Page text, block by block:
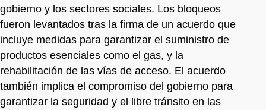
gobierno y los sectores sociales. Los bloqueos
fueron levantados tras la firma de un acuerdo que
incluye medidas para garantizar el suministro de
productos esenciales como el gas, y la
rehabilitación de las vías de acceso. El acuerdo
también implica el compromiso del gobierno para
garantizar la seguridad y el libre tránsito en las